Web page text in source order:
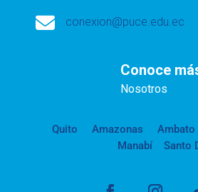
 conexion@puce.edu.ec
Conoce
Nosotros
Quito Amazonas Ambato
Manabí
Santo